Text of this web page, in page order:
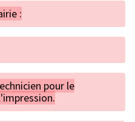
:
pour le